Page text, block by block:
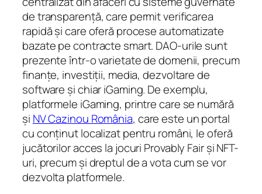
de transparență, care permit verificarea
rapidă și care oferă procese automatizate
bazate pe contracte smart. DAO-urile sunt
prezente într-o varietate de domenii, precum
finanțe, investiții, media, dezvoltare de
software și chiar iGaming. De exemplu,
platformele iGaming, printre care se numără
și NV Cazinou România, care este un portal
cu conținut localizat pentru români, le oferă
jucătorilor acces la jocuri Provably Fair și NFT-
uri, precum și dreptul de a vota cum se vor
dezvolta platformele.